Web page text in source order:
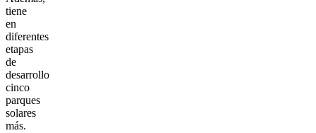
tiene
en
diferentes
etapas
de
desarrollo
cinco
parques
solares
más.